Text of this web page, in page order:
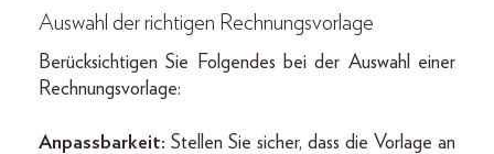
Auswahl der richtigen Rechnungsvorlage
Berücksichtigen Sie Folgendes bei der Auswahl einer
Rechnungsvorlage:
Anpassbarkeit: Stellen Sie sicher, dass die Vorlage an